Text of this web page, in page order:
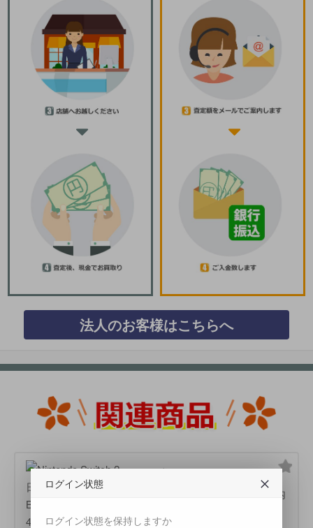
法人のお客様はこちらへ
任天堂
Nintendo Switch 2 日本語・国内
ログイン状態
ログイン状態を保持しますか